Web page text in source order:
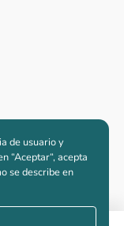
de usuario y
“Aceptar“, acepta
se describe en